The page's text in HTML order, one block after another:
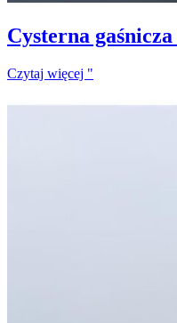
Cysterna
Czytaj więcej "